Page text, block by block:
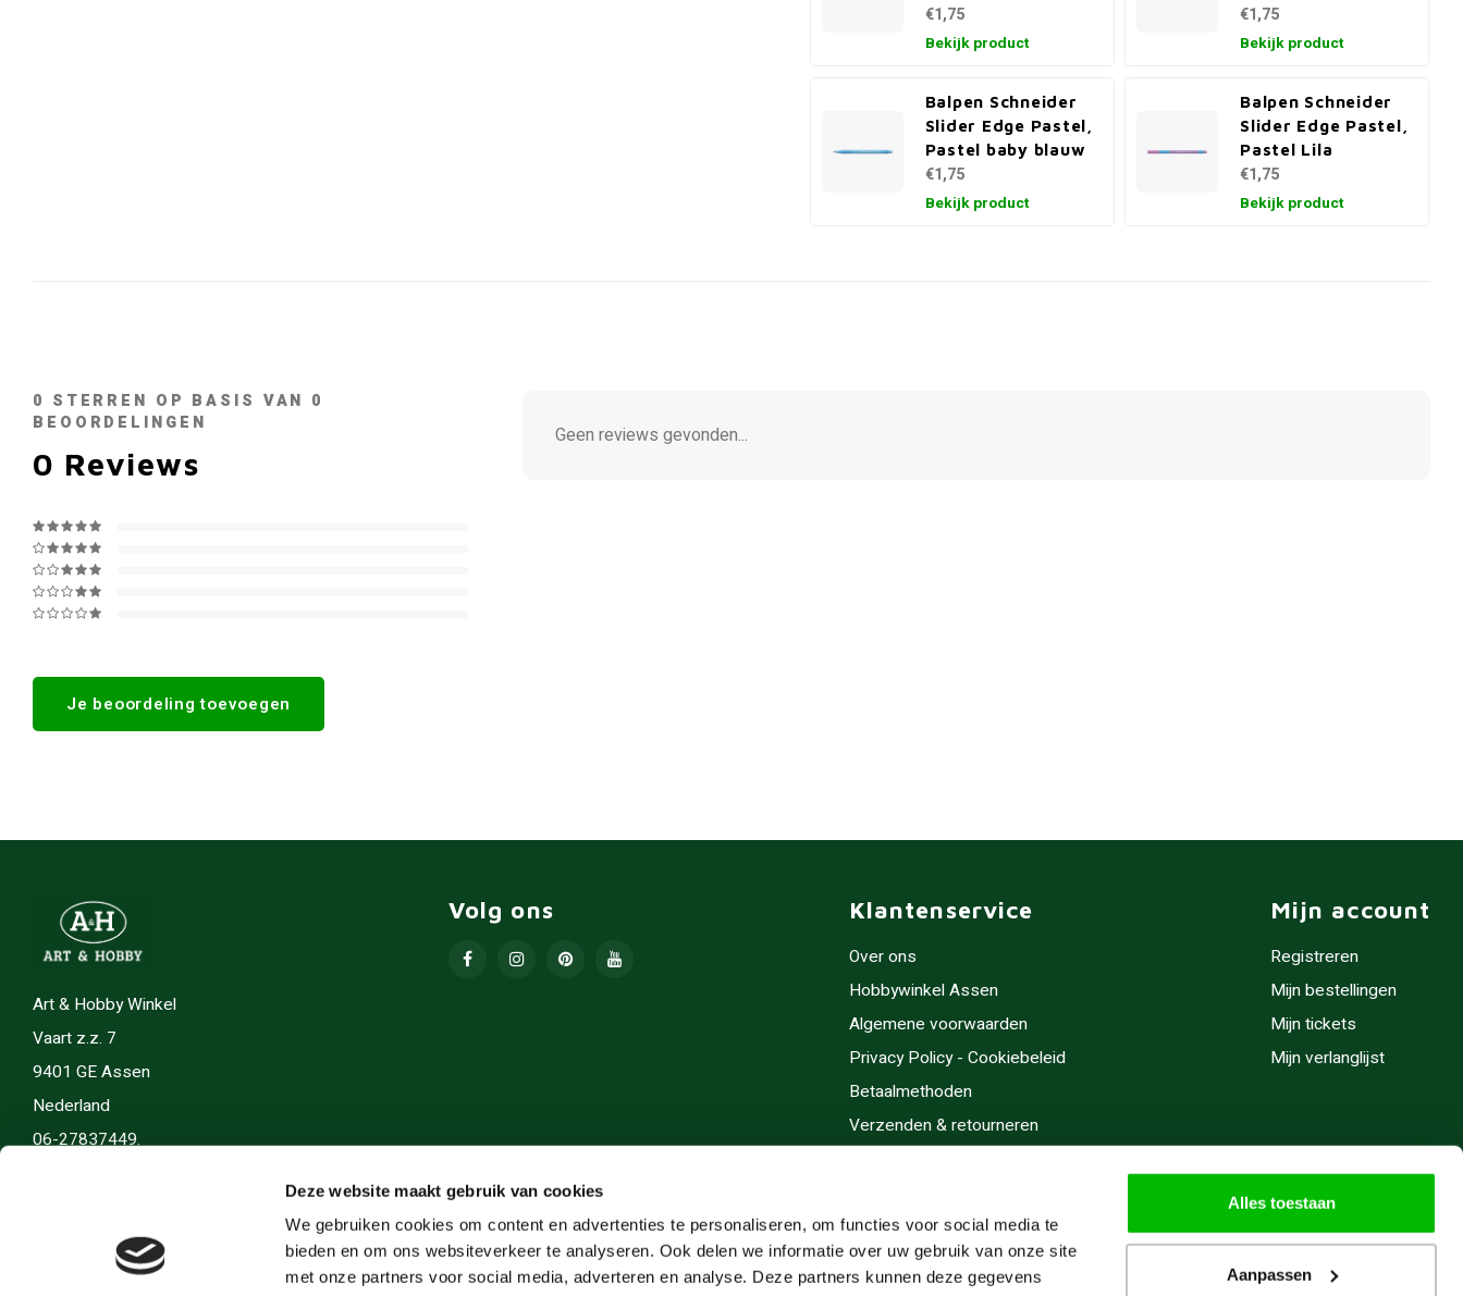
Deze website maakt gebruik van cookies
We gebruiken cookies om content en advertenties te personaliseren, om functies voor social media te
bieden en om ons websiteverkeer te analyseren. Ook delen we informatie over uw gebruik van onze site
met onze partners voor social media, adverteren en analyse. Deze partners kunnen deze gegevens
Alles toestaan
Aanpassen
€1,75
Bekijk product
€1,75
Bekijk product
Balpen Schneider
Slider Edge Pastel,
Pastel baby blauw
€1,75
Bekijk product
Balpen Schneider
Slider Edge Pastel,
Pastel Lila
€1,75
Bekijk product
0 STERREN OP BASIS VAN 0
BEOORDELINGEN
0 Reviews
Je beoordeling toevoegen
Geen reviews gevonden...
Art & Hobby Winkel
Vaart z.z. 7
9401 GE Assen
Nederland
06-27837449.
Volg ons Klantenservice
Over ons
Hobbywinkel Assen
Algemene voorwaarden
Privacy Policy - Cookiebeleid
Betaalmethoden
Verzenden & retourneren
Cadeaubonnen
Inlijsten
Mijn account
Registreren
Mijn bestellingen
Mijn tickets
Mijn verlanglijst